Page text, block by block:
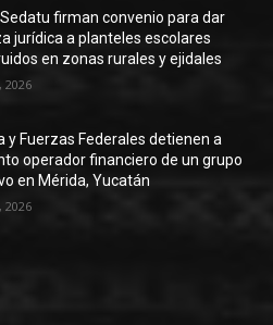
Sedatu firman convenio para dar
jurídica a planteles escolares
en zonas rurales y ejidales
2026
y Fuerzas Federales detienen a
operador financiero de un grupo
en Mérida, Yucatán
2026